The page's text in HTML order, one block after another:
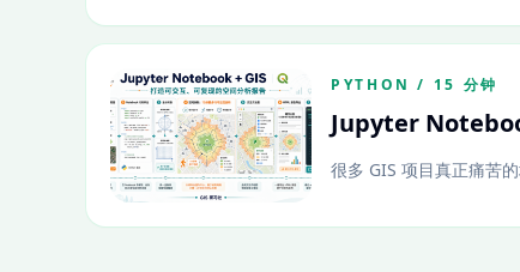
PYTHON / 15 分钟
Jupyter
很多 GIS 项目真正痛苦